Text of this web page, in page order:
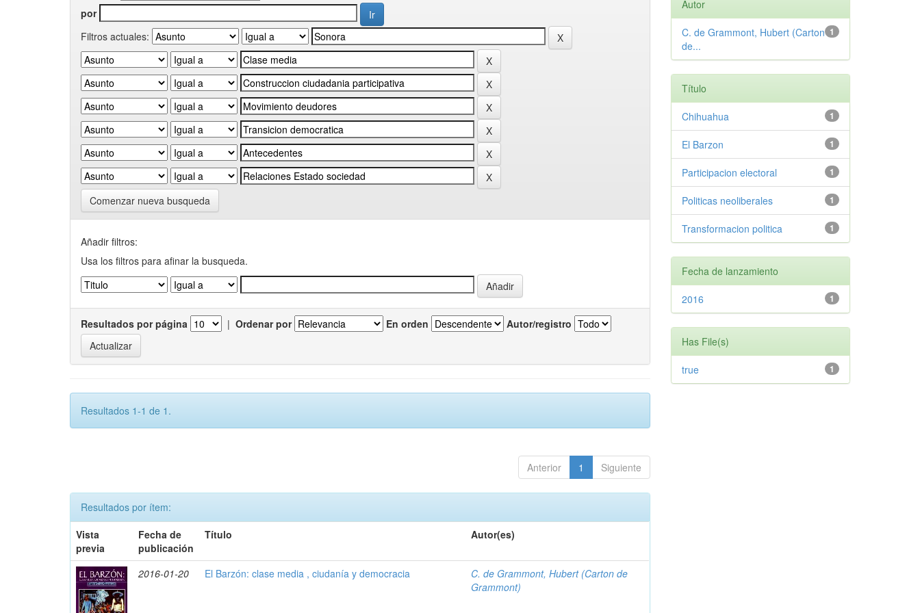
por
Filtros actuales:
Comenzar nueva busqueda
Añadir filtros:
Usa los filtros para afinar la busqueda.
Resultados por página | Ordenar por En orden Autor/registro
Resultados 1-1 de 1.
Anterior 1 Siguiente
Resultados por ítem:
Vista
previa
Fecha de
publicación
Título Autor(es)
2016-01-20 El Barzón: clase media , ciudanía y democracia
C. de Grammont, Hubert (Carton de
Grammont)
Autor
1
C. de Grammont, Hubert (Carton
de...
Título
1
Chihuahua
1
El Barzon
1
Participacion electoral
1
Politicas neoliberales
1
Transformacion politica
Fecha de lanzamiento
1
2016
Has File(s)
1
true